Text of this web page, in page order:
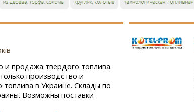
и продажа твердого топлива.
производство и
топлива в Украине. Склады по
Возможны поставки